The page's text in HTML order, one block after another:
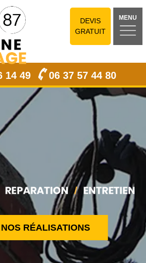
DEVIS
GRATUIT
MENU
14 49 06 37 57 44 80
RÉALISATIONS